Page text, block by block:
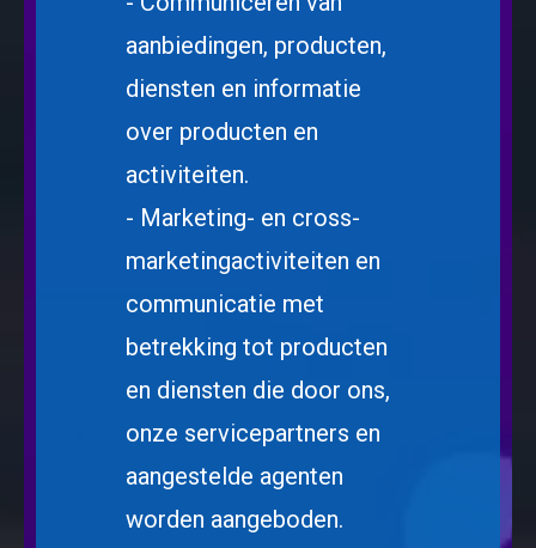
aanbiedingen, producten,
diensten en informatie
over producten en
activiteiten.
- Marketing- en cross-
marketingactiviteiten en
communicatie met
betrekking tot producten
en diensten die door ons,
onze servicepartners en
aangestelde agenten
worden aangeboden.